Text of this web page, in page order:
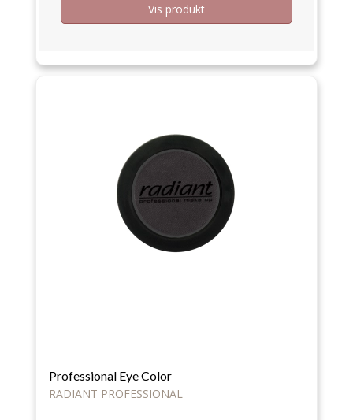
Vis produkt
Professional Eye Color
RADIANT PROFESSIONAL